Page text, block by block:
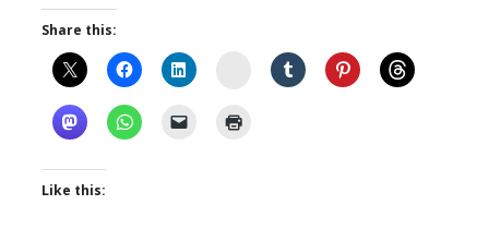
Share this:
Instagram
Like this: